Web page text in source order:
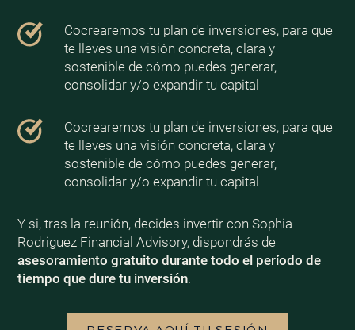
Cocrearemos tu plan de inversiones, para que
te lleves una visión concreta, clara y
sostenible de cómo puedes generar,
consolidar y/o expandir tu capital
Cocrearemos tu plan de inversiones, para que
te lleves una visión concreta, clara y
sostenible de cómo puedes generar,
consolidar y/o expandir tu capital
Y si, tras la reunión, decides invertir con Sophia
Rodriguez Financial Advisory, dispondrás de
asesoramiento gratuito durante todo el período de
tiempo que dure tu inversión.